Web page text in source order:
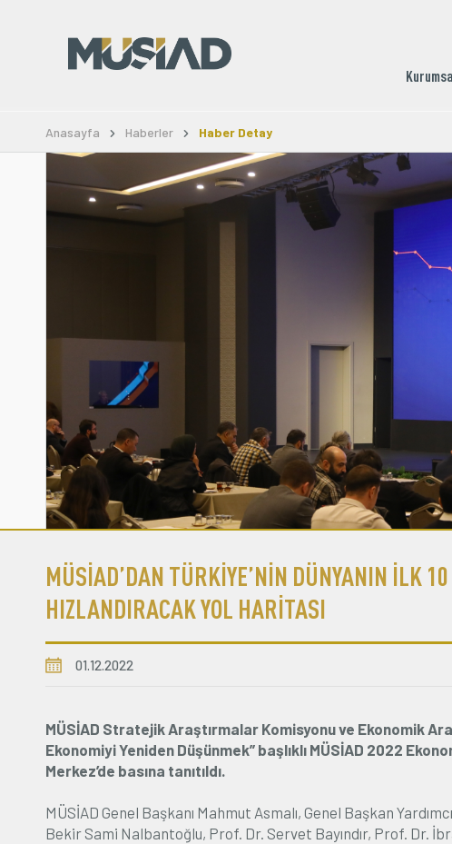
Anasayfa Haberler Haber Detay
MÜSİAD’DAN TÜRKİYE’NİN DÜNYANIN İLK
HIZLANDIRACAK YOL HARİTASI
01.12.2022
MÜSİAD Stratejik Araştırmalar Komisyonu ve Ekonomik
Ekonomiyi Yeniden Düşünmek” başlıklı MÜSİAD 2022
Merkez’de basına tanıtıldı.
MÜSİAD Genel Başkanı Mahmut Asmalı, Genel Başkan
Bekir Sami Nalbantoğlu, Prof. Dr. Servet Bayındır, Prof. Dr.